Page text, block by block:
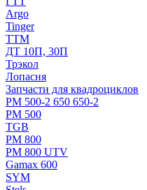
Argo
Tinger
ТТМ
ДТ 10П, 30П
Трэкол
Лопасня
Запчасти для квадроциклов
РМ 500-2 650 650-2
РМ 500
TGB
РМ 800
РМ 800 UTV
Gamax 600
SYM